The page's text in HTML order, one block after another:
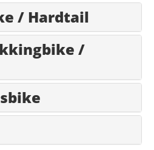
/ Hardtail
/